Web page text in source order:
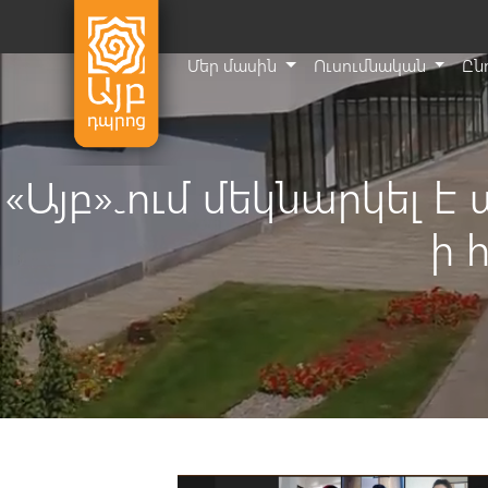
Մեր մասին Ուսումնական
«Այբ»֊ում մեկնարկել
ի